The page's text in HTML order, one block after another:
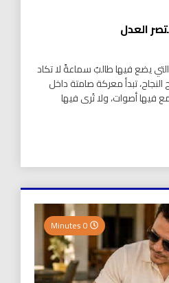
العدل
يضع فيها طالبٌ سماعةً لا تكاد
تبدأ معركة صامتة داخل
فيها أصوات، ولا تُرى فيها